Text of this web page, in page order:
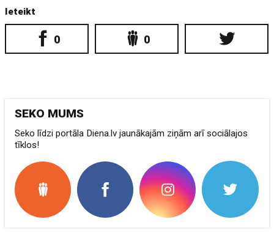
Ieteikt
0 0
SEKO MUMS
Seko līdzi portāla Diena.lv jaunākajām ziņām arī sociālajos
tīklos!